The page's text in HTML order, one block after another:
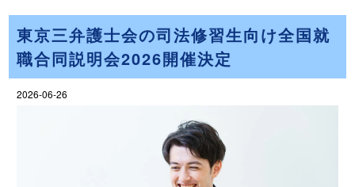
東京三弁護士会の司法修習生向け全国就
職合同説明会2026開催決定
2026-06-26